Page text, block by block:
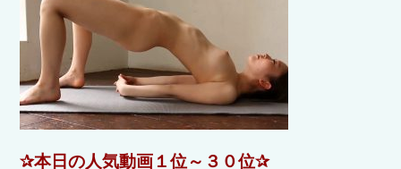
✰本日の人気動画１位～３０位✰